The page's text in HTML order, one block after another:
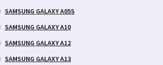
SAMSUNG GALAXY A05S
SAMSUNG GALAXY A10
SAMSUNG GALAXY A12
SAMSUNG GALAXY A13